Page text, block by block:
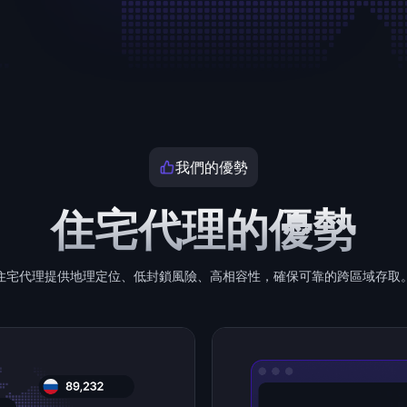
我們的優勢
住宅代理的優勢
宅代理提供地理定位、低封鎖風險、高相容性，確保可靠的跨區域存取